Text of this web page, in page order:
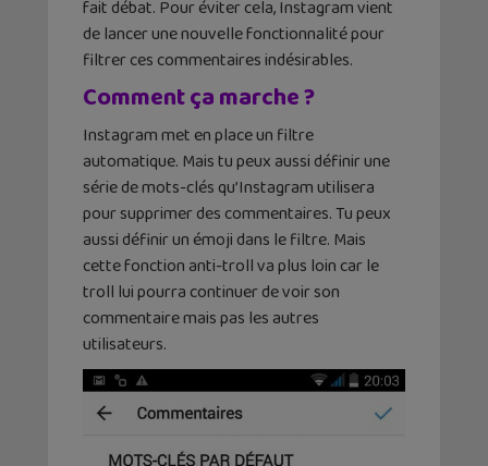
fait débat. Pour éviter cela, Instagram vient
de lancer une nouvelle fonctionnalité pour
filtrer ces commentaires indésirables.
Comment ça marche ?
Instagram met en place un filtre
automatique. Mais tu peux aussi définir une
série de mots-clés qu’Instagram utilisera
pour supprimer des commentaires. Tu peux
aussi définir un émoji dans le filtre. Mais
cette fonction anti-troll va plus loin car le
troll lui pourra continuer de voir son
commentaire mais pas les autres
utilisateurs.